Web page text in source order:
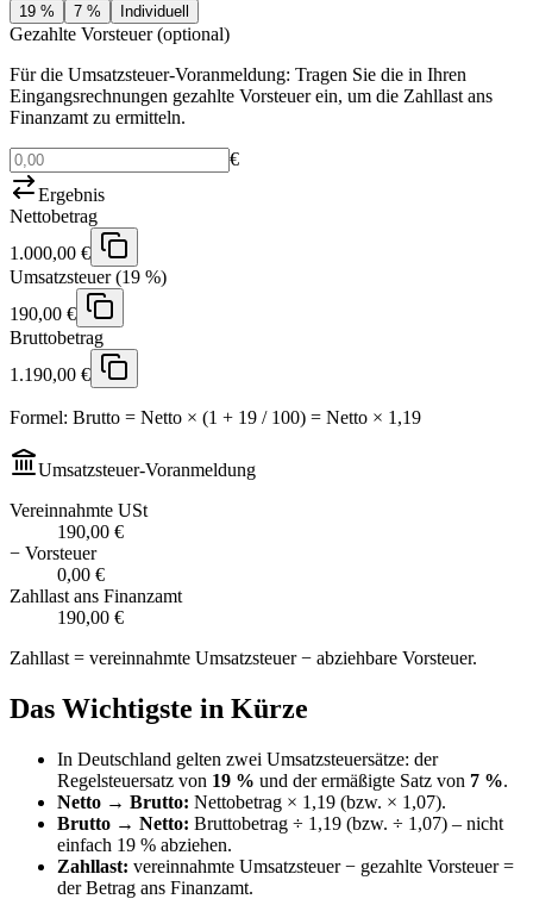
19 % 7 % Individuell
Gezahlte Vorsteuer (optional)
Für die Umsatzsteuer-Voranmeldung: Tragen Sie die in Ihren
Eingangsrechnungen gezahlte Vorsteuer ein, um die Zahllast ans
Finanzamt zu ermitteln.
€
Ergebnis
Nettobetrag
1.000,00 €
Umsatzsteuer (19 %)
190,00 €
Bruttobetrag
1.190,00 €
Formel: Brutto = Netto × (1 + 19 / 100) = Netto × 1,19
Umsatzsteuer-Voranmeldung
Vereinnahmte USt
190,00 €
− Vorsteuer
0,00 €
Zahllast ans Finanzamt
190,00 €
Zahllast = vereinnahmte Umsatzsteuer − abziehbare Vorsteuer.
Das Wichtigste in Kürze
In Deutschland gelten zwei Umsatzsteuersätze: der
Regelsteuersatz von 19 % und der ermäßigte Satz von 7 %.
Netto → Brutto: Nettobetrag × 1,19 (bzw. × 1,07).
Brutto → Netto: Bruttobetrag ÷ 1,19 (bzw. ÷ 1,07) – nicht
einfach 19 % abziehen.
Zahllast: vereinnahmte Umsatzsteuer − gezahlte Vorsteuer =
der Betrag ans Finanzamt.